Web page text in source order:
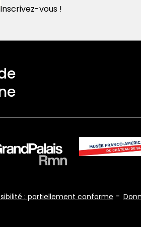
Inscrivez-vous !
: partiellement conforme